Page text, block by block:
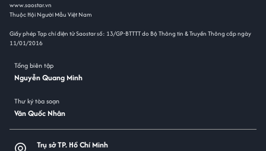
www.saostar.vn
Thuộc Hội Người Mẫu Việt Nam
Giấy phép Tạp chí điện tử Saostar số: 13/GP-BTTTT do Bộ Thông tin & Truyền Thông cấp ngày
11/01/2016
Tổng biên tập
Nguyễn Quang Minh
Thư ký tòa soạn
Văn Quốc Nhân
Trụ sở TP. Hồ Chí Minh